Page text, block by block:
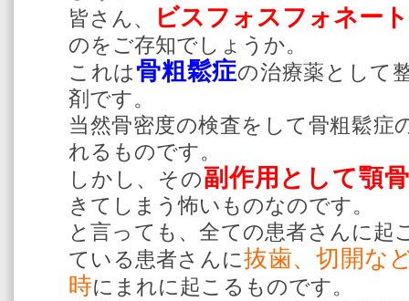
皆さん、 ビスフォスフォネー
のをご存知でしょうか。
これは 骨粗鬆症の治療薬として
剤です。
当然骨密度の検査をして骨粗鬆症
れるものです。
しかし、その副作用として顎
きてしまう怖いものなのです。
と言っても、全ての患者さんに起
ている患者さんに抜歯、切開な
時にまれに起こるものです。